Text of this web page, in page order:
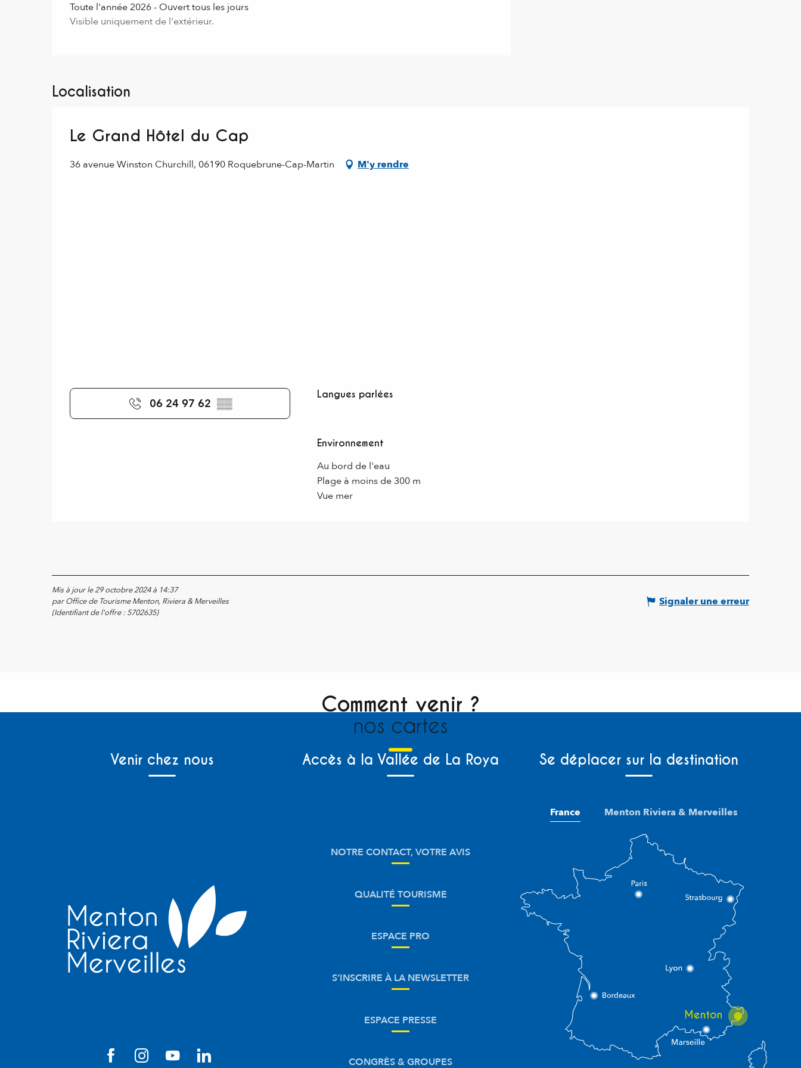
Toute l'année 2026 - Ouvert tous les jours
Visible uniquement de l'extérieur.
Localisation
Le Grand Hôtel du Cap
36 avenue Winston Churchill, 06190 Roquebrune-Cap-Martin M'y rendre
06 24 97 62 ▒▒
Langues parlées
Langues parlées
Environnement
Environnement
Au bord de l'eau
Plage à moins de 300 m
Vue mer
Mis à jour le 29 octobre 2024 à 14:37
par Office de Tourisme Menton, Riviera & Merveilles
(Identifiant de l'offre : 5702635)
Signaler une erreur
Comment venir ?
nos cartes
Venir chez nous Accès à la Vallée de La Roya Se déplacer sur la destination
NOTRE CONTACT, VOTRE AVIS
QUALITÉ TOURISME
ESPACE PRO
S’INSCRIRE À LA NEWSLETTER
ESPACE PRESSE
CONGRÈS & GROUPES
France Menton Riviera & Merveilles